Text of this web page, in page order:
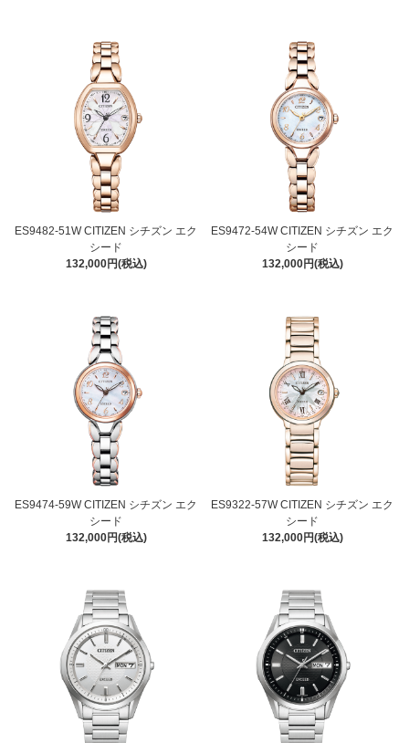
ES9482-51W CITIZEN シチズン エク
シード
132,000円(税込)
ES9472-54W CITIZEN シチズン エク
シード
132,000円(税込)
ES9474-59W CITIZEN シチズン エク
シード
132,000円(税込)
ES9322-57W CITIZEN シチズン エク
シード
132,000円(税込)